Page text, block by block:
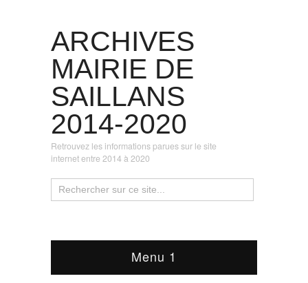
ARCHIVES
MAIRIE DE
SAILLANS
2014-2020
Retrouvez les informations parues sur le site
internet entre 2014 à 2020
Menu 1